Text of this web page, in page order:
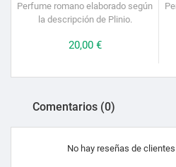
Perfume romano elaborado según
la descripción de Plinio.
Precio
20,00 €
Comentarios (0)
No hay reseñas de